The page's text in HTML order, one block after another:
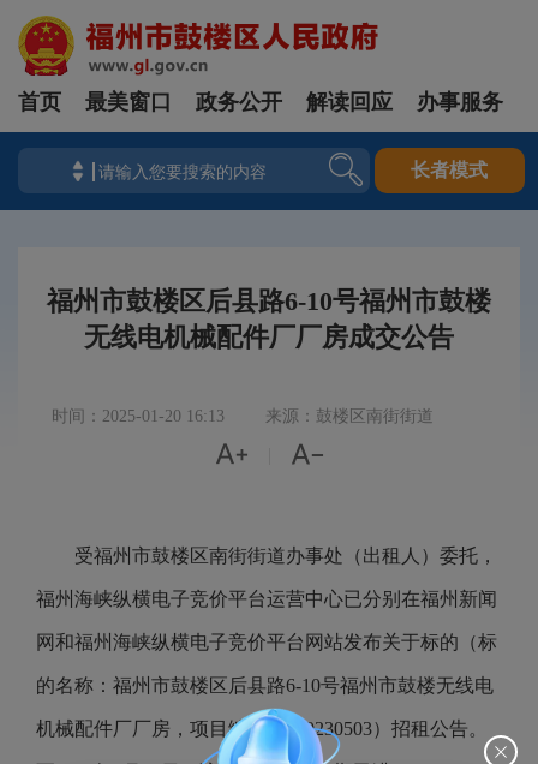
首页 最美窗口 政务公开 解读回应 办事服务
长者模式
福州市鼓楼区后县路6-10号福州市鼓楼
无线电机械配件厂厂房成交公告
时间：2025-01-20 16:13 来源：鼓楼区南街街道
 
受福州市鼓楼区南街街道办事处（出租人）委托，
福州海峡纵横电子竞价平台运营中心已分别在福州新闻
网和福州海峡纵横电子竞价平台网站发布关于标的（标
的名称：福州市鼓楼区后县路6-10号福州市鼓楼无线电
机械配件厂厂房，项目编号：240230503）招租公告。